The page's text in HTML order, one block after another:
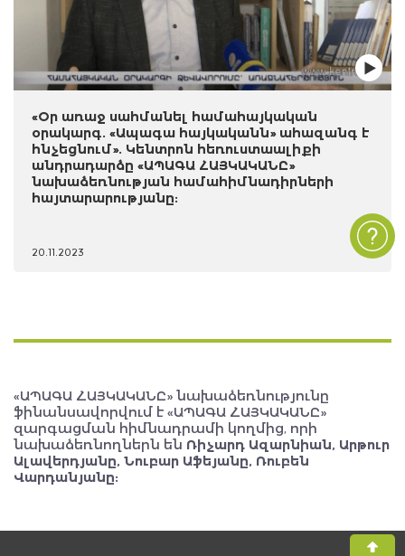
«Օր առաջ սահմանել համահայկական
օրակարգ. «Ապագա հայկականն» ահազանգ է
հնչեցնում». Կենտրոն հեռուստաալիքի
անդրադարձը «ԱՊԱԳԱ ՀԱՅԿԱԿԱՆԸ»
նախաձեռնության համահիմնադիրների
հայտարարությանը:
20.11.2023
«ԱՊԱԳԱ ՀԱՅԿԱԿԱՆԸ» նախաձեռնությունը
ֆինանսավորվում է «ԱՊԱԳԱ ՀԱՅԿԱԿԱՆԸ»
զարգացման հիմնադրամի կողմից, որի
նախաձեռնողներն են Ռիչարդ Ազարնիան, Արթուր
Ալավերդյանը, Նուբար Աֆեյանը, Ռուբեն
Վարդանյանը: